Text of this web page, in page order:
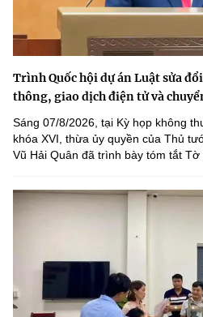
Trình Quốc hội dự án Luật sửa
thông, giao dịch điện tử và
Sáng 07/8/2026, tại Kỳ họp không
khóa XVI, thừa ủy quyền của Thủ
Vũ Hải Quân đã trình bày tóm tắt Tờ